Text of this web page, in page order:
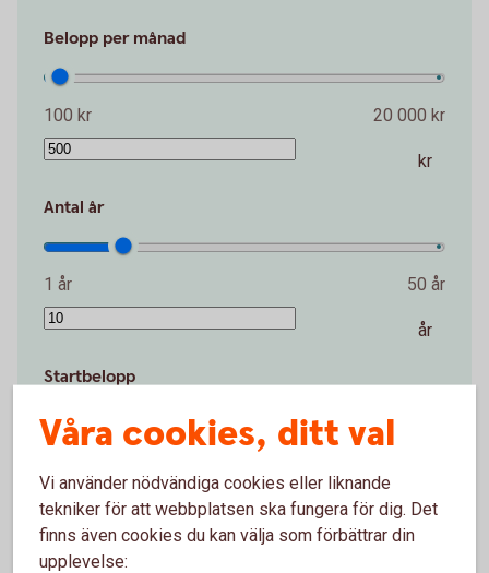
Belopp per månad
100 kr 20 000 kr
kr
Antal år
1 år 50 år
år
Startbelopp
kr
Avkastning per år
Våra cookies, ditt val
Vi använder nödvändiga cookies eller liknande
tekniker för att webbplatsen ska fungera för dig. Det
finns även cookies du kan välja som förbättrar din
upplevelse: